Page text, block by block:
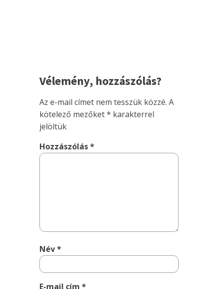
Vélemény, hozzászólás?
Az e-mail címet nem tesszük közzé. A
kötelező mezőket* karakterrel
jelöltük
Hozzászólás*
Név*
E-mail cím*